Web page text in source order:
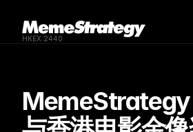
MemeStrategy
HKEX:2440